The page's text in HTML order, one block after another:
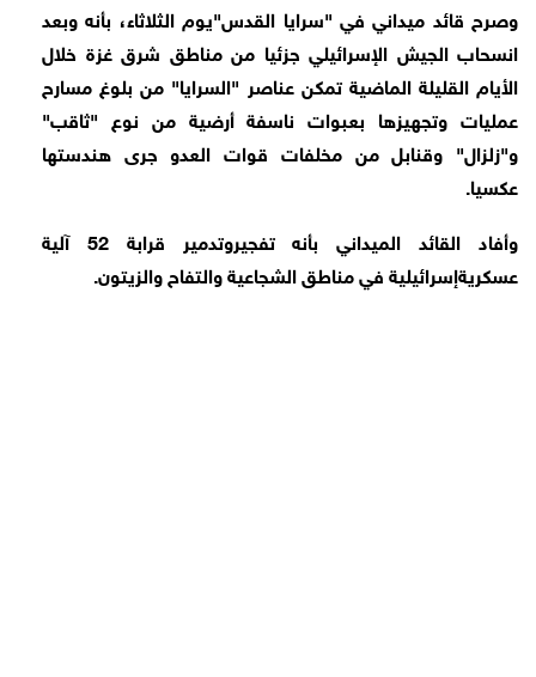
وصرح قائد ميداني في "سرايا القدس"يوم الثلاثاء، بأنه وبعد
انسحاب الجيش الإسرائيلي جزئيا من مناطق شرق غزة خلال
الأيام القليلة الماضية تمكن عناصر "السرايا" من بلوغ مسارح
عمليات وتجهيزها بعبوات ناسفة أرضية من نوع "ثاقب"
و"زلزال" وقنابل من مخلفات قوات العدو جرى هندستها
عكسيا.
وأفاد القائد الميداني بأنه تفجيروتدمير قرابة 52 آلية
عسكريةإسرائيلية في مناطق الشجاعية والتفاح والزيتون.